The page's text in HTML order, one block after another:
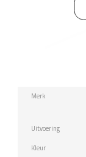
Merk
Uitvoering
Kleur